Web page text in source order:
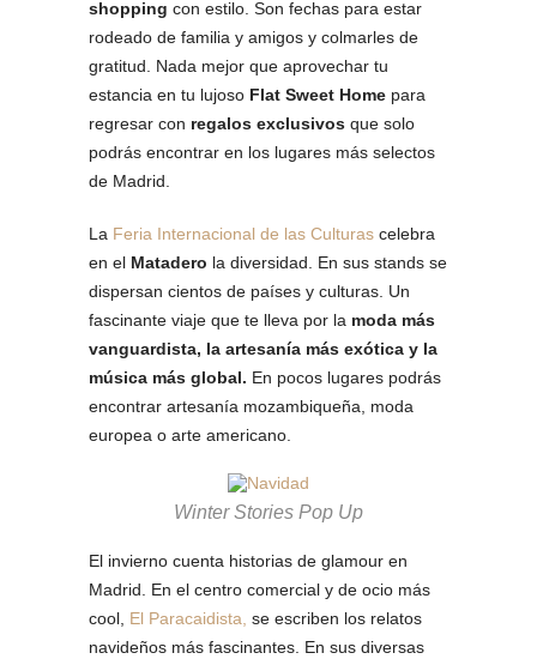
shopping con estilo. Son fechas para estar
rodeado de familia y amigos y colmarles de
gratitud. Nada mejor que aprovechar tu
estancia en tu lujoso Flat Sweet Home para
regresar con regalos exclusivos que solo
podrás encontrar en los lugares más selectos
de Madrid.
La Feria Internacional de las Culturas celebra
en el Matadero la diversidad. En sus stands se
dispersan cientos de países y culturas. Un
fascinante viaje que te lleva por la moda más
vanguardista, la artesanía más exótica y la
música más global. En pocos lugares podrás
encontrar artesanía mozambiqueña, moda
europea o arte americano.
Winter Stories Pop Up
El invierno cuenta historias de glamour en
Madrid. En el centro comercial y de ocio más
cool, El Paracaidista, se escriben los relatos
navideños más fascinantes. En sus diversas